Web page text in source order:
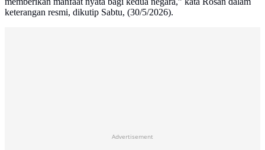
keterangan resmi, dikutip Sabtu, (30/5/2026).
Advertisement